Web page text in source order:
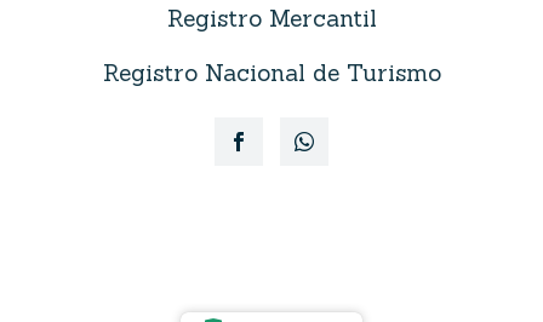
Registro Mercantil
Registro Nacional de Turismo